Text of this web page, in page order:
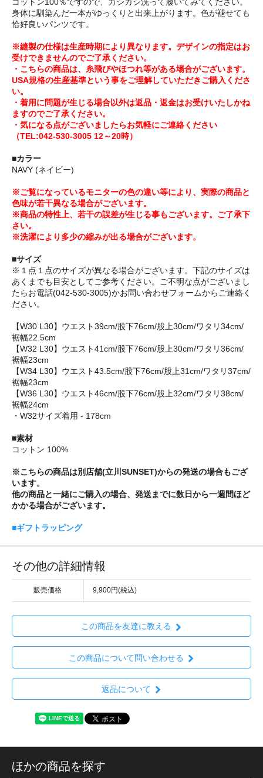
身体に馴染んだ一本がゆっくりと出来上がります。色が褪せても
恰好良いパンツです。
※縫製の仕様は生産時期により異なります。デザインの指定はお
受けできませんのでご了承ください。
・こちらの商品は、糸飛びやほつれ等がある場合がございます。
USA規格の生産基準という事をご理解していただきご購入くださ
い。
・着用に問題が生じる場合以外は返品・返金はお受けいたしかね
ますのでご了承ください。
・気になる点がございましたらお気軽にご連絡ください
（TEL:042-530-3005 12～20時）
■カラー
NAVY (ネイビー)
※ご覧になっているモニターの色の違い等により、実際の商品と
色味が若干異なる場合がございます。
※商品の特性上、若干の誤差が生じる事もございます。ご了承下
さい。
※洗濯により多少の縮みが出る場合がございます。
■サイズ
※１点１点のサイズが異なる場合がございます。下記のサイズは
あくまでも目安としてご参考ください。ご不明な点がございまし
たらお電話(042-530-3005)かお問い合わせフォームからご連絡く
ださい。
【W30 L30】ウエスト39cm/股下76cm/股上30cm/ワタリ34cm/
裾幅22.5cm
【W32 L30】ウエスト41cm/股下76cm/股上30cm/ワタリ36cm/
裾幅23cm
【W34 L30】ウエスト43.5cm/股下76cm/股上31cm/ワタリ37cm/
裾幅23cm
【W36 L30】ウエスト46cm/股下76cm/股上32cm/ワタリ38cm/
裾幅24cm
・W32サイズ着用 - 178cm
■素材
コットン 100%
※こちらの商品は別店舗(立川SUNSET)からの発送の場合もござ
います。
他の商品と一緒にご購入の場合、発送までに数日から一週間ほど
かかる場合がございます。
■ギフトラッピング
その他の詳細情報
販売価格 9,900円(税込)
この商品を友達に教える
この商品について問い合わせる
返品について
ほかの商品を探す